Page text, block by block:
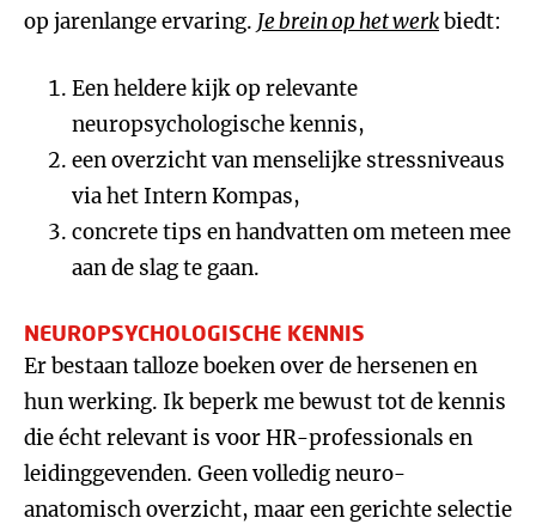
op jarenlange ervaring. Je brein op het werkbiedt:
Een heldere kijk op relevante
neuropsychologische kennis,
een overzicht van menselijke stressniveaus
via het Intern Kompas,
concrete tips en handvatten om meteen mee
aan de slag te gaan.
NEUROPSYCHOLOGISCHE KENNIS
Er bestaan talloze boeken over de hersenen en
hun werking. Ik beperk me bewust tot de kennis
die écht relevant is voor HR-professionals en
leidinggevenden. Geen volledig neuro-
anatomisch overzicht, maar een gerichte selectie